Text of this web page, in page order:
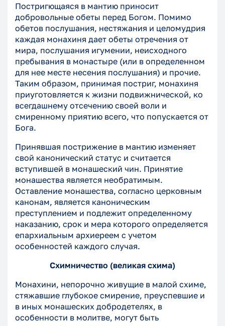
Постригющаяся в мантию приносит
добровольные обеты перед Богом. Помимо
обетов послушания, нестяжания и целомудрия
каждая монахиня дает обеты отречения от
мира, послушания игумении, неисходного
пребывания в монастыре (или в определенном
для нее месте несения послушания) и прочие.
Таким образом, принимая постриг, монахиня
приуготовляется к жизни подвижнической, ко
всегдашнему отсечению своей воли и
смиренному приятию всего, что попускается от
Бога.
Принявшая пострижение в мантию изменяет
свой канонический статус и считается
вступившей в монашеский чин. Принятие
монашества является необратимым.
Оставление монашества, согласно церковным
канонам, является каноническим
преступлением и подлежит определенному
наказанию, срок и мера которого определяется
епархиальным архиереем с учетом
особенностей каждого случая.
Схимничество (великая схима)
Монахини, непорочно живущие в малой схиме,
стяжавшие глубокое смирение, преуспевшие и
в иных монашеских добродетелях, в
особенности в молитве, могут быть